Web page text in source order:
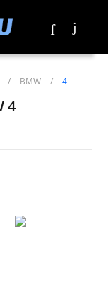
/ BMW / 4
4